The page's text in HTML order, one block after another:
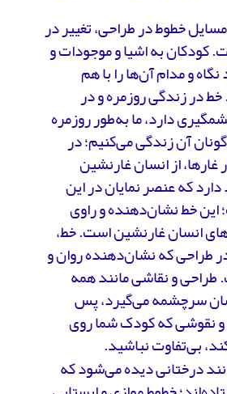
خطوط در طراحی، تغییر در
کودکان به اشیا و موجودات و
و مدام آن‌ها را با هم
در زندگی روزمره و در
دارد، ما به‌طور روزمره
آن زندگی می‌کنیم؛ در
غارها، از انسان غارنشین
که عنصر نمایان در این
این خط نشان‌دهنده و راوی
انسان غارنشین است. خط،
طراحی که نشان‌دهنده روان و
و نقاشی مانند همه
سرچشمه می‌گیرد، پس
نقوشی که کودک شما روی
بی‌تفاوت نباشید.
درختانی دیده می‌شود که